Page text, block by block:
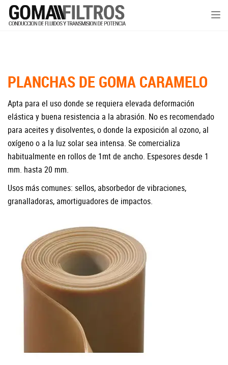
PLANCHAS DE GOMA CARAMELO
Apta para el uso donde se requiera elevada deformación
elástica y buena resistencia a la abrasión. No es recomendado
para aceites y disolventes, o donde la exposición al ozono, al
oxígeno o a la luz solar sea intensa. Se comercializa
habitualmente en rollos de 1mt de ancho. Espesores desde 1
mm. hasta 20 mm.
Usos más comunes: sellos, absorbedor de vibraciones,
granalladoras, amortiguadores de impactos.